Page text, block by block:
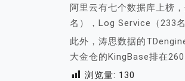
阿里云有七个数据库上榜
名），Log Service（233
此外，涛思数据的
大金仓的KingBase排在
浏览量: 130